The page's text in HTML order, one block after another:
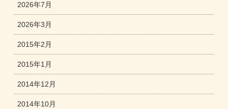
2026年7月
2026年3月
2015年2月
2015年1月
2014年12月
2014年10月